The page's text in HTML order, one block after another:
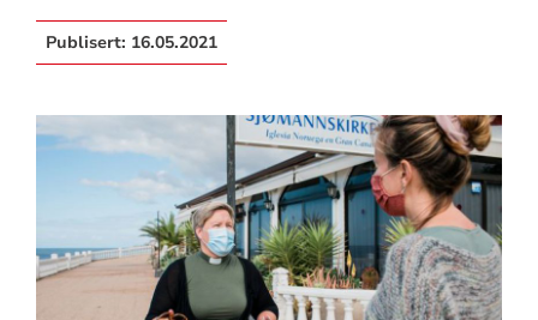
Publisert: 16.05.2021